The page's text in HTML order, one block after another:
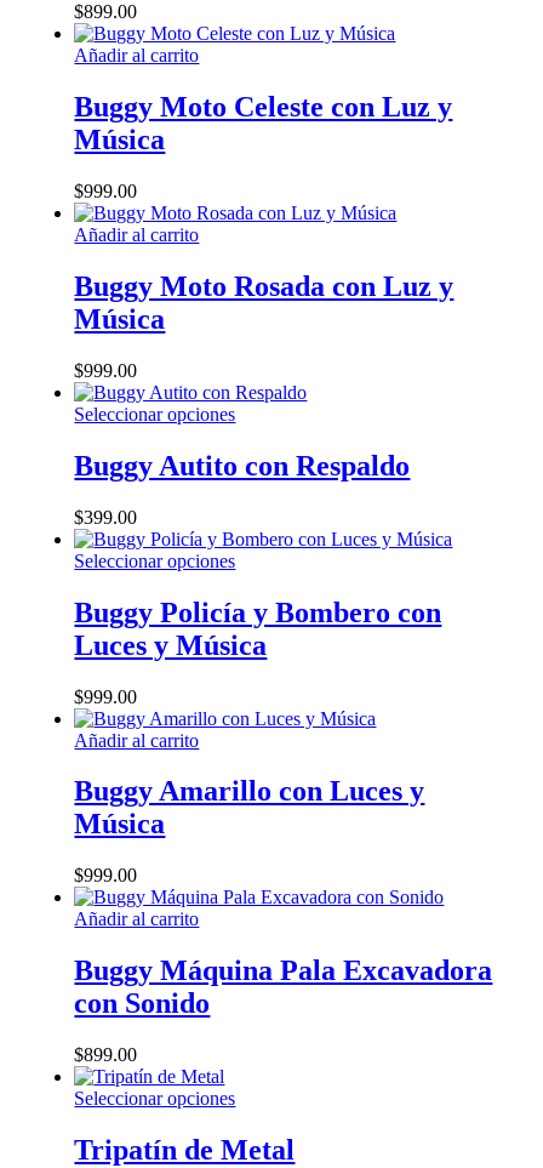
producto
opciones
elegir
en
producto
$899.00
Añadir al carrito
Buggy Moto Celeste con Luz y
Música
$999.00
Añadir al carrito
Buggy Moto Rosada con Luz y
Música
$999.00
Seleccionar opcionesEste
múltiples
opciones
se
elegir
en
la
producto
Buggy Autito con Respaldo
$399.00
Seleccionar opcionesEste
múltiples
variantes.
se
pueden
en
la
Buggy Policía y Bombero con
Luces y Música
$999.00
Añadir al carrito
Buggy Amarillo con Luces y
Música
$999.00
Añadir al carrito
Buggy Máquina Pala Excavadora
con Sonido
$899.00
Seleccionar opcionesEste
tiene
múltiples
Tripatín de Metal